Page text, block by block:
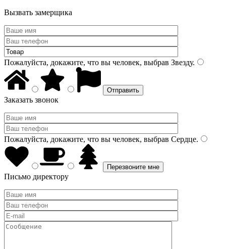
Вызвать замерщика
Пожалуйста, докажите, что вы человек, выбрав Звезду.
Заказать звонок
Пожалуйста, докажите, что вы человек, выбрав Сердце.
Письмо директору